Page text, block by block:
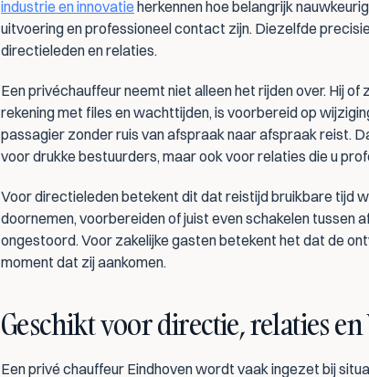
industrie en innovatie herkennen hoe belangrijk
uitvoering en professioneel contact zijn. Diezelfde
directieleden en relaties.
Een privéchauffeur neemt niet alleen het rijden over. Hij
rekening met files en wachttijden, is voorbereid op
passagier zonder ruis van afspraak naar afspraak reist.
voor drukke bestuurders, maar ook voor relaties die u
Voor directieleden betekent dit dat reistijd bruikbare tijd
doornemen, voorbereiden of juist even schakelen tussen
ongestoord. Voor zakelijke gasten betekent het dat de
moment dat zij aankomen.
Geschikt voor directie, relaties en
Een privé chauffeur Eindhoven wordt vaak ingezet bij